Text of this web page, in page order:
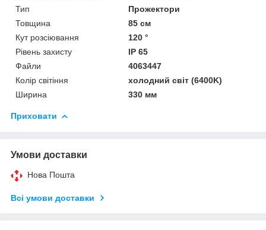
Тип
Прожектори
Товщина
85 см
Кут розсіювання
120 °
Рівень захисту
IP 65
Файли
4063447
Колір світіння
холодний світ (6400K)
Ширина
330 мм
Приховати
Умови доставки
Нова Пошта
Всі умови доставки